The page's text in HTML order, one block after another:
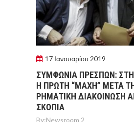
17 Ιανουαρίου 2019
ΣΥΜΦΩΝΙΑ ΠΡΕΣΠΩΝ:
Η ΠΡΩΤΗ “ΜΑΧΗ” ΜΕΤΑ
ΡΗΜΑΤΙΚΗ ΔΙΑΚΟΙΝΩΣΗ
ΣΚΟΠΙΑ
By:Newsroom 2